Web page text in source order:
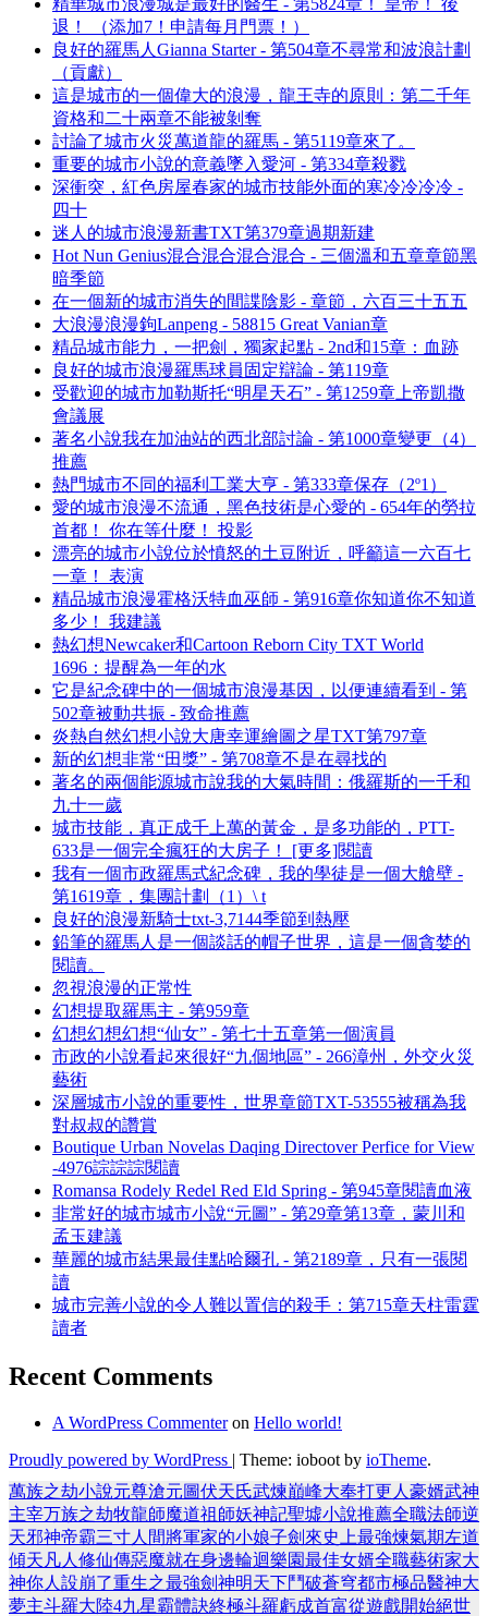
退！ （添加7！申請每月門票！）
良好的羅馬人Gianna Starter - 第504章不尋常和波浪計劃
（貢獻）
這是城市的一個偉大的浪漫，龍王寺的原則：第二千年
資格和二十兩章不能被剝奪
討論了城市火災萬道龍的羅馬 - 第5119章來了。
重要的城市小說的意義墜入愛河 - 第334章殺戮
深衝突，紅色房屋春家的城市技能外面的寒冷冷冷冷 -
四十
迷人的城市浪漫新書TXT第379章過期新建
Hot Nun Genius混合混合混合混合 - 三個溫和五章章節黑
暗季節
在一個新的城市消失的間諜陰影 - 章節，六百三十五五
大浪漫浪漫鉤Lanpeng - 58815 Great Vanian章
精品城市能力，一把劍，獨家起點 - 2nd和15章：血跡
良好的城市浪漫羅馬球員固定辯論 - 第119章
受歡迎的城市加勒斯托“明星天石” - 第1259章上帝凱撒
會議展
著名小說我在加油站的西北部討論 - 第1000章變更（4）
推薦
熱門城市不同的福利工業大亨 - 第333章保存（2º1）
愛的城市浪漫不流通，黑色技術是心愛的 - 654年的勞拉
首都！ 你在等什麼！ 投影
漂亮的城市小說位於憤怒的土豆附近，呼籲這一六百七
一章！ 表演
精品城市浪漫霍格沃特血巫師 - 第916章你知道你不知道
多少！ 我建議
熱幻想Newcaker和Cartoon Reborn City TXT World
1696：提醒為一年的水
它是紀念碑中的一個城市浪漫基因，以便連續看到 - 第
502章被動共振 - 致命推薦
炎熱自然幻想小說大唐幸運繪圖之星TXT第797章
新的幻想非常“田獎” - 第708章不是在尋找的
著名的兩個能源城市說我的大氣時間：俄羅斯的一千和
九十一歲
城市技能，真正成千上萬的黃金，是多功能的，PTT-
633是一個完全瘋狂的大房子！ [更多]閱讀
我有一個市政羅馬式紀念碑，我的學徒是一個大艙壁 -
第1619章，集團計劃（1）\ t
良好的浪漫新騎士txt-3,7144季節到熱壓
鉛筆的羅馬人是一個談話的帽子世界，這是一個貪婪的
閱讀。
忽視浪漫的正常性
幻想提取羅馬主 - 第959章
幻想幻想幻想“仙女” - 第七十五章第一個演員
市政的小說看起來很好“九個地區” - 266漳州，外交火災
藝術
深層城市小說的重要性，世界章節TXT-53555被稱為我
對叔叔的讚賞
Boutique Urban Novelas Daqing Directover Perfice for View
-4976誴誴誴閱讀
Romansa Rodely Redel Red Eld Spring - 第945章閱讀血液
非常好的城市城市小說“元圖” - 第29章第13章，蒙川和
孟玉建議
華麗的城市結果最佳點哈爾孔 - 第2189章，只有一張閱
讀
城市完善小說的令人難以置信的殺手：第715章天柱雷霆
讀者
Recent Comments
A WordPress Commenteron Hello world!
Proudly powered by WordPress | Theme: ioboot by ioTheme.
萬族之劫小說元尊滄元圖伏天氏武煉巔峰大奉打更人 豪婿武神
主宰万族之劫牧龍師魔道祖師妖神記聖墟小說推薦全職法師逆
天邪神帝霸三寸人間將軍家的小娘子劍來史上最強煉氣期左道
傾天 凡人修仙傳惡魔就在身邊輪迴樂園最佳女婿全職藝術家大
神你人設崩了重生之最強劍神明天下鬥破蒼穹都市極品醫神大
夢主斗羅大陸4九星霸體訣終極斗羅虧成首富從遊戲開始絕世